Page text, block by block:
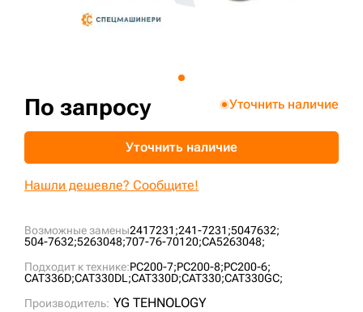
Возможные замены2417231;241-7231;5047632;
504-7632;5263048;707-76-70120;CA5263048;
Подходит к технике:PC200-7;PC200-8;PC200-6;
CAT336D;CAT330DL;CAT330D;CAT330;CAT330GC;
Производитель: YG TEHNOLOGY
По запросу Уточнить наличие
Уточнить наличие
Нашли дешевле? Сообщите!
sksale@skdst.ru